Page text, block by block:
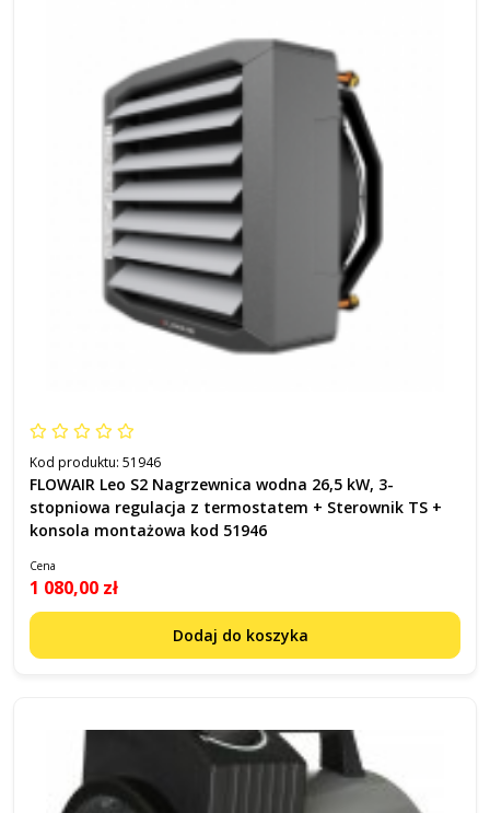
Kod produktu: 51946
FLOWAIR Leo S2 Nagrzewnica wodna 26,5 kW, 3-
stopniowa regulacja z termostatem + Sterownik TS +
konsola montażowa kod 51946
Cena
1 080,00 zł
Dodaj do koszyka